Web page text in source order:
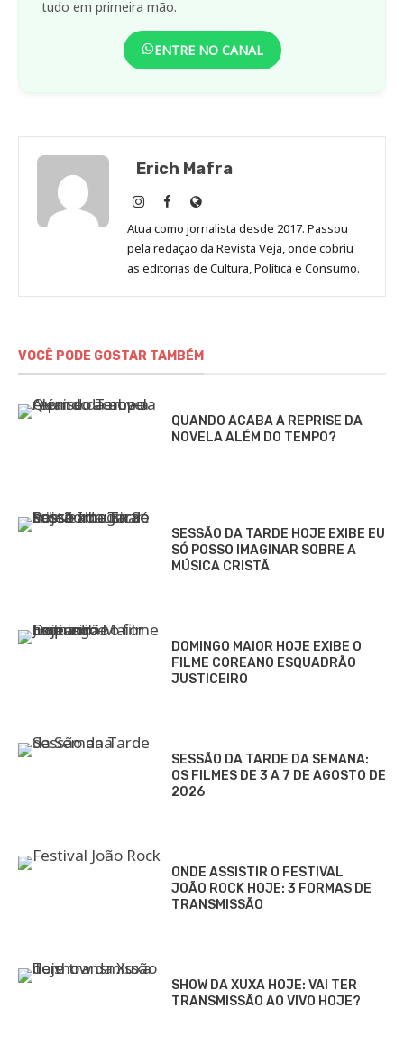
tudo em primeira mão.
ENTRE NO CANAL
Erich Mafra
Erich
Mafra
no
Instagram
Erich
Mafra
no
Facebook
Site
de
Erich
Mafra
Atua como jornalista desde 2017. Passou
pela redação da Revista Veja, onde cobriu
as editorias de Cultura, Política e Consumo.
VOCÊ PODE GOSTAR TAMBÉM
QUANDO ACABA A REPRISE DA
NOVELA ALÉM DO TEMPO?
SESSÃO DA TARDE HOJE EXIBE EU
SÓ POSSO IMAGINAR SOBRE A
MÚSICA CRISTÃ
DOMINGO MAIOR HOJE EXIBE O
FILME COREANO ESQUADRÃO
JUSTICEIRO
SESSÃO DA TARDE DA SEMANA:
OS FILMES DE 3 A 7 DE AGOSTO DE
2026
ONDE ASSISTIR O FESTIVAL
JOÃO ROCK HOJE: 3 FORMAS DE
TRANSMISSÃO
SHOW DA XUXA HOJE: VAI TER
TRANSMISSÃO AO VIVO HOJE?